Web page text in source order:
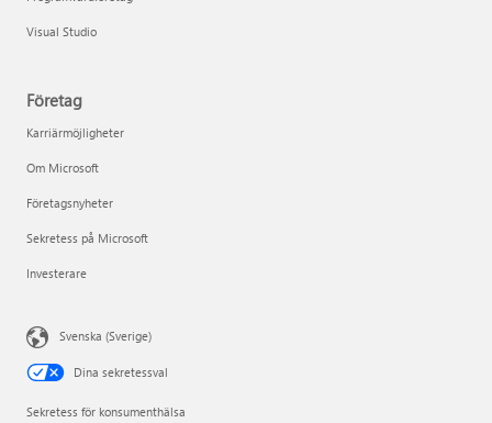
Visual Studio
Företag
Karriärmöjligheter
Om Microsoft
Företagsnyheter
Sekretess på Microsoft
Investerare
Svenska (Sverige)
Dina sekretessval
Sekretess för konsumenthälsa